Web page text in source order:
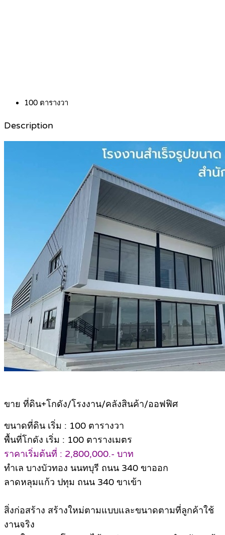
100 ตารางวา
Description
ขาย ที่ดิน+โกดัง/โรงงาน/คลังสินค้า/ออฟฟิศ
ขนาดที่ดิน เริ่ม : 100 ตารางวา
พื้นที่โกดัง เริ่ม : 100 ตารางเมตร
ราคาเริ่มต้นที่ : 2,800,000.- บาท
ทำเล บางบัวทอง นนทบุรี ถนน 340 ขาออก
ลาดหลุมแก้ว ปทุม ถนน 340 ขาเข้า
สิ่งก่อสร้าง สร้างใหม่ตามแบบและขนาดตามที่ลูกค้าใช้
งานจริง